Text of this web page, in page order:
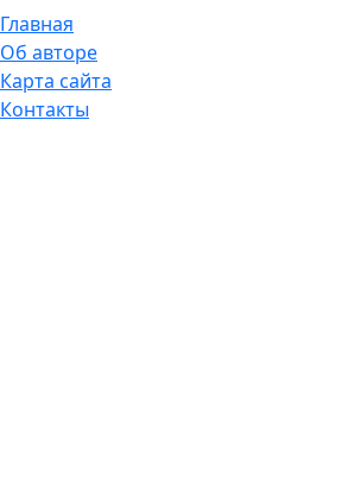
Главная
Об авторе
Карта сайта
Контакты